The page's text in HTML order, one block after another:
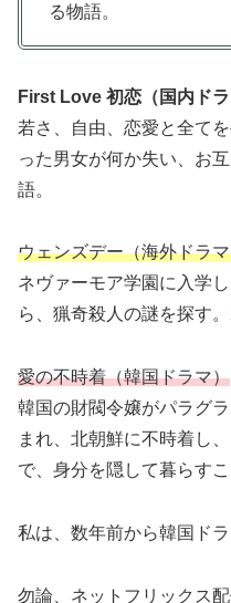
る物語。
First Love 初恋（国内ド
若さ、自由、恋愛と全て
った男女が何か失い、お
語。
ウェンズデー（海外ドラ
ネヴァーモア学園に入学
ら、猟奇殺人の謎を探す
愛の不時着（韓国ドラマ）
韓国の財閥令嬢がパラグ
まれ、北朝鮮に不時着し
で、身分を隠して暮らすこ
私は、数年前から韓国ド
勿論、ネットフリックス